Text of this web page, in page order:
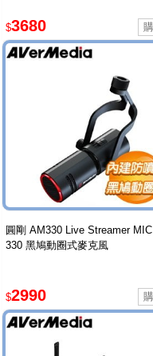
$3680
圓剛 AM330 Live Streamer MIC
330 黑鳩動圈式麥克風
$2990